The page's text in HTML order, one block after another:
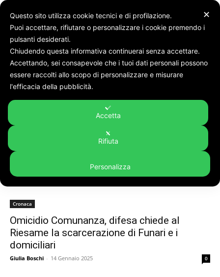
Claudio funari
Tag:claudio funari
Cronaca
Omicidio Comunanza, difesa chiede al
Riesame la scarcerazione di Funari e i
domiciliari
Giulia Boschi - 14 Gennaio 2025 0
✕
Questo sito utilizza cookie tecnici e di profilazione.
Puoi accettare, rifiutare o personalizzare i cookie premendo i
pulsanti desiderati.
Chiudendo questa informativa continuerai senza accettare.
Accettando, sei consapevole che i tuoi dati personali possono
essere raccolti allo scopo di personalizzare e misurare
l'efficacia della pubblicità.
Accetta
Rifiuta
Personalizza